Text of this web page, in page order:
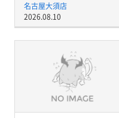
名古屋大須店
2026.08.10